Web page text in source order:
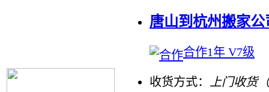
唐山到杭州搬家
合作1年 V7级
收货方式：
上门收货